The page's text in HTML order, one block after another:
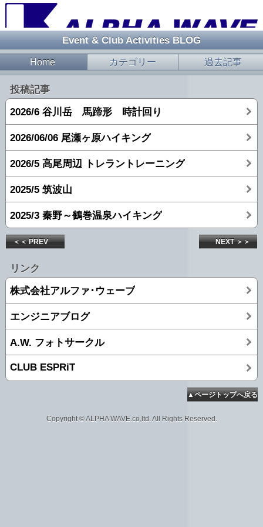
Event & Club Activities BLOG
Home カテゴリー 過去記事
投稿記事
2026/6 谷川岳 馬蹄形 時計回り
2026/06/06 尾瀬ヶ原ハイキング
2026/5 高尾周辺 トレラントレーニング
2025/5 筑波山
2025/3 秦野～鶴巻温泉ハイキング
＜＜ PREV NEXT ＞＞
リンク
株式会社アルファ･ウェーブ
エンジニアブログ
A.W. フォトサークル
CLUB ESPRiT
▲ページトップへ戻る
Copyright © ALPHA WAVE.co,ltd. All Rights Reserved.